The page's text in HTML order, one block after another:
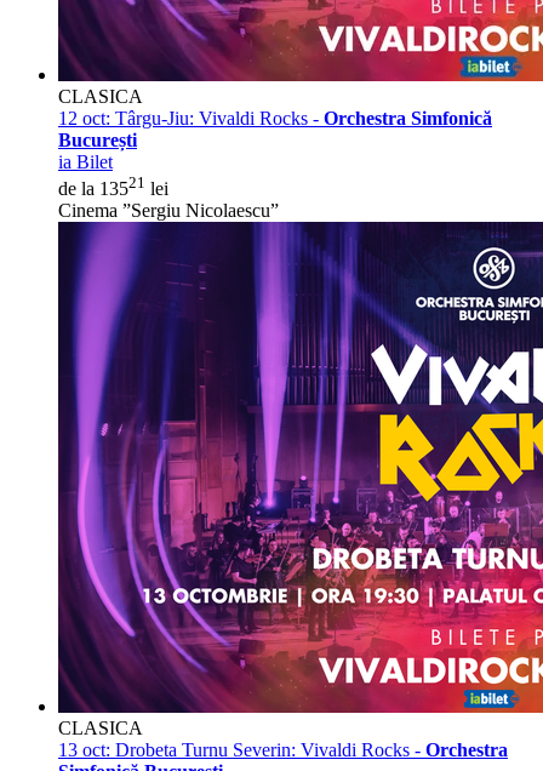
CLASICA
12 oct: Târgu-Jiu: Vivaldi Rocks - Orchestra Simfonică
București
ia Bilet
de la 13521 lei
Cinema ”Sergiu Nicolaescu”
CLASICA
13 oct: Drobeta Turnu Severin: Vivaldi Rocks - Orchestra